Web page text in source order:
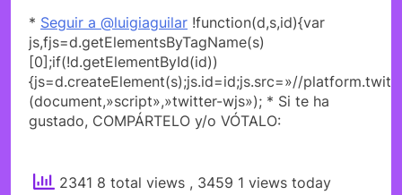
* Seguir a @luigiaguilar !function(d,s,id){var
js,fjs=d.getElementsByTagName(s)
[0];if(!d.getElementById(id))
{js=d.createElement(s);js.id=id;js.src=»//
(document,»script»,»twitter-wjs»); * Si te ha
gustado, COMPÁRTELO y/o VÓTALO:
2341 8 total views , 3459 1 views today